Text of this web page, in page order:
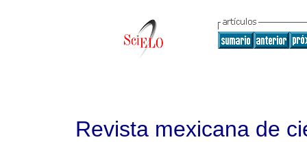
Revista mexicana de